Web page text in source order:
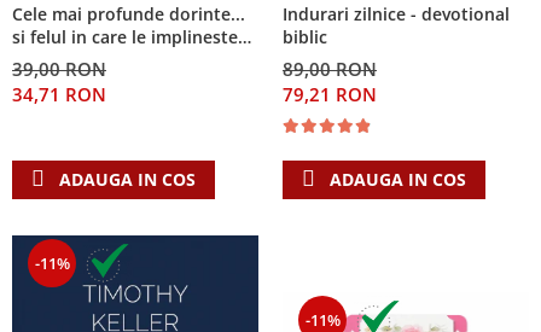
Cele mai profunde dorinte...
si felul in care le implineste
invatatura crestina
39,00 RON
34,71 RON
ADAUGA IN COS
Indurari zilnice - devotional
biblic
89,00 RON
79,21 RON
ADAUGA IN COS
-11%
-11%